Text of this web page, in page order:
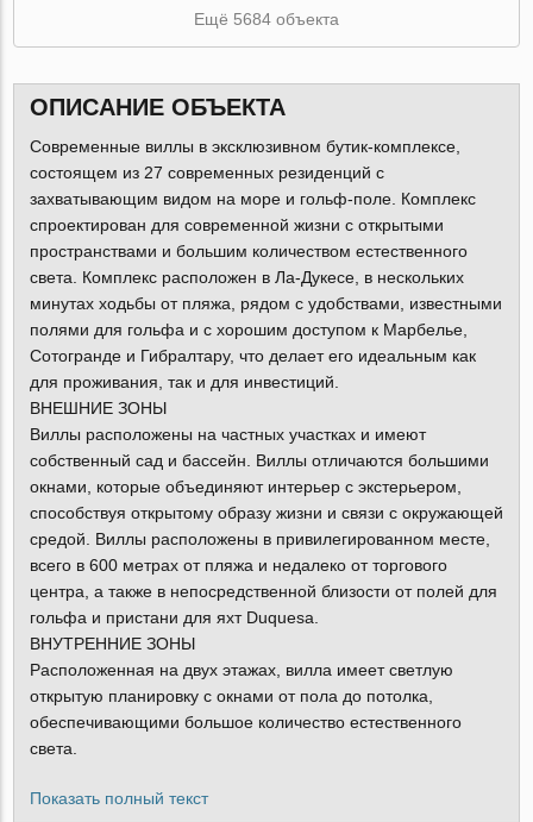
Ещё 5684 объекта
ОПИСАНИЕ ОБЪЕКТА
Современные виллы в эксклюзивном бутик-комплексе,
состоящем из 27 современных резиденций с
захватывающим видом на море и гольф-поле. Комплекс
спроектирован для современной жизни с открытыми
пространствами и большим количеством естественного
света. Комплекс расположен в Ла-Дукесе, в нескольких
минутах ходьбы от пляжа, рядом с удобствами, известными
полями для гольфа и с хорошим доступом к Марбелье,
Сотогранде и Гибралтару, что делает его идеальным как
для проживания, так и для инвестиций.
ВНЕШНИЕ ЗОНЫ
Виллы расположены на частных участках и имеют
собственный сад и бассейн. Виллы отличаются большими
окнами, которые объединяют интерьер с экстерьером,
способствуя открытому образу жизни и связи с окружающей
средой. Виллы расположены в привилегированном месте,
всего в 600 метрах от пляжа и недалеко от торгового
центра, а также в непосредственной близости от полей для
гольфа и пристани для яхт Duquesa.
ВНУТРЕННИЕ ЗОНЫ
Расположенная на двух этажах, вилла имеет светлую
открытую планировку с окнами от пола до потолка,
обеспечивающими большое количество естественного
света.
Показать полный текст